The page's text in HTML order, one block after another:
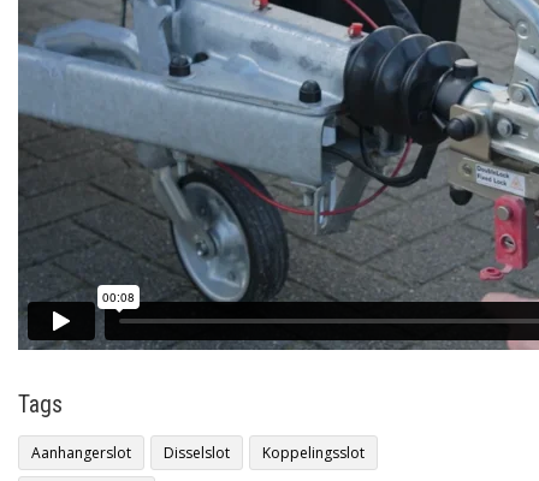
Tags
Aanhangerslot Disselslot Koppelingsslot